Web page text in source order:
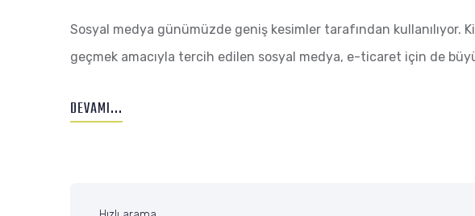
TICARETE
ETKISI
Sosyal medya günümüzde geniş kesimler tarafından
geçmek amacıyla tercih edilen sosyal medya, e-ticaret için de
DEVAMI...